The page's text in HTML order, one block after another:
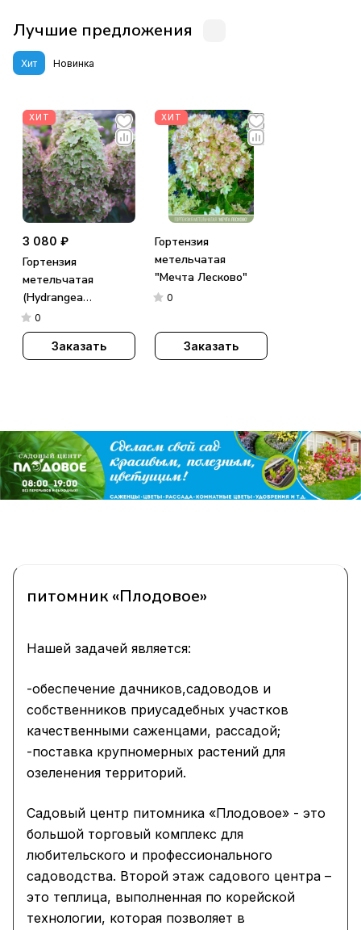
Лучшие предложения
Хит Новинка
ХИТ
3 080 ₽
Гортензия
метельчатая
(Hydrangea
paniculata)
«Metallica»
0
Заказать
ХИТ
Гортензия
метельчатая
"Мечта Лесково"
0
Заказать
питомник «Плодовое»
Нашей задачей является:
-обеспечение дачников,садоводов и
собственников приусадебных участков
качественными саженцами, рассадой;
-поставка крупномерных растений для
озеленения территорий.
Садовый центр питомника «Плодовое» - это
большой торговый комплекс для
любительского и профессионального
садоводства. Второй этаж садового центра –
это теплица, выполненная по корейской
технологии, которая позволяет в